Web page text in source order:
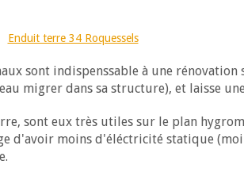
sont indispenssable à une
migrer dans sa structure), et laisse
sont eux très utiles sur le plan
d'avoir moins d'éléctricité statique